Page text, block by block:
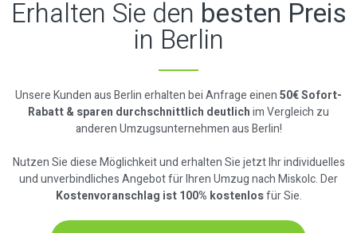
Erhalten Sie den besten Preis
in Berlin
Unsere Kunden aus Berlin erhalten bei Anfrage einen50€ Sofort-
Rabatt & sparen durchschnittlich deutlichim Vergleich zu
anderen Umzugsunternehmen aus Berlin!
Nutzen Sie diese Möglichkeit und erhalten Sie jetzt Ihr individuelles
und unverbindliches Angebot für Ihren Umzug nach Miskolc. Der
Kostenvoranschlag ist 100% kostenlosfür Sie.